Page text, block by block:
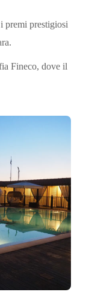
premi prestigiosi
Fineco, dove il